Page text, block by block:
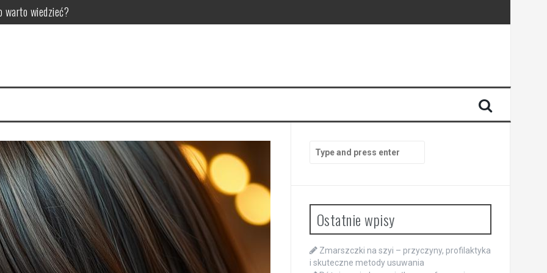
warto wiedzieć?
problemy
dla zdrowia
Przepis i właściwości
for:
Ostatnie wpisy
Zmarszczki na szyi – przyczyny, profilaktyka
i skuteczne metody usuwania